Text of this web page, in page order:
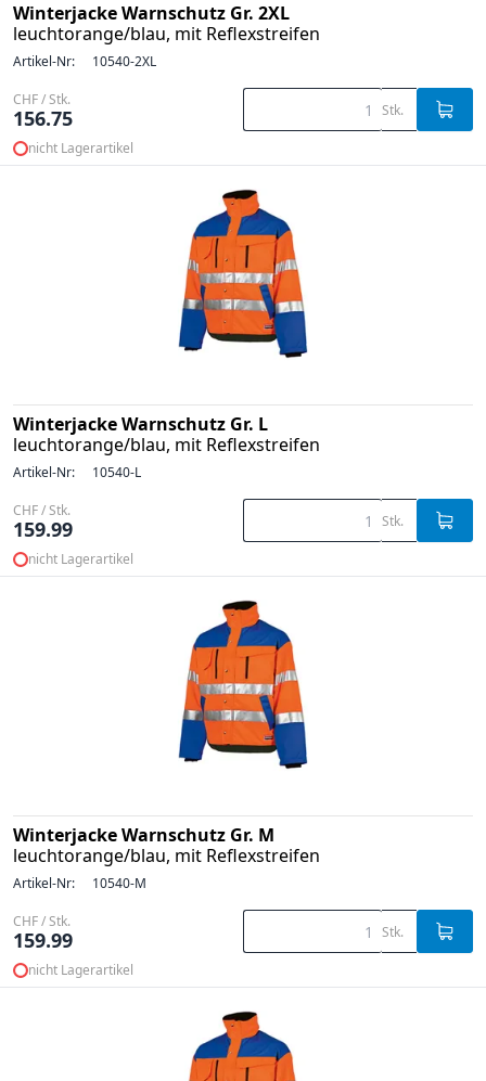
Winterjacke Warnschutz Gr. 2XL
leuchtorange/blau, mit Reflexstreifen
Artikel-Nr: 10540-2XL
CHF / Stk.
156.75 Stk.
nicht Lagerartikel
Winterjacke Warnschutz Gr. L
leuchtorange/blau, mit Reflexstreifen
Artikel-Nr: 10540-L
CHF / Stk.
159.99 Stk.
nicht Lagerartikel
Winterjacke Warnschutz Gr. M
leuchtorange/blau, mit Reflexstreifen
Artikel-Nr: 10540-M
CHF / Stk.
159.99 Stk.
nicht Lagerartikel